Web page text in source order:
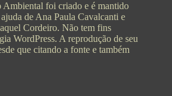
foi criado e é mantido
de Ana Paula Cavalcanti e
Cordeiro. Não tem fins
WordPress. A reprodução de seu
que citando a fonte e também